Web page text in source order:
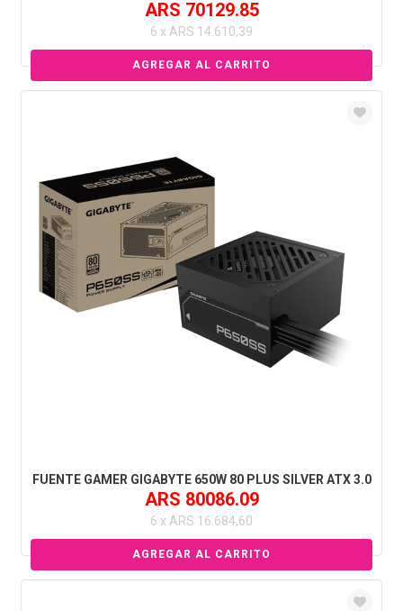
ARS 70129.85
6 x ARS 14.610,39
FUENTE GAMER GIGABYTE 650W 80 PLUS SILVER ATX 3.0
ARS 80086.09
6 x ARS 16.684,60